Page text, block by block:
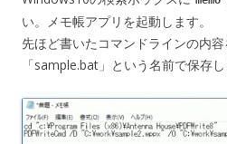
い。メモ帳アプリを起動します。
先ほど書いたコマンドラインの内
「sample.bat」という名前で保存し